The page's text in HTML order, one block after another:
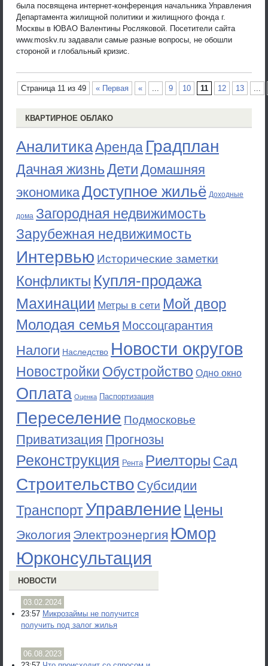
была посвящена интернет-конференция начальника Управления
Департамента жилищной политики и жилищного фонда г.
Москвы в ЮВАО Валентины Росляковой. Посетители сайта
www.moskv.ru задавали самые разные вопросы, не обошли
стороной и глобальный кризис.
Страница 11 из 49 « Первая « ... 9 10 11 12 13 ...
КВАРТИРНОЕ ОБЛАКО
АналитикаАренда Градплан
Дачная жизньДети Домашняя
экономикаДоступное жильё Доходные
дома Загородная недвижимость
Зарубежная недвижимость
Интервью Исторические заметки
Конфликты Купля-продажа
Махинации Метры в сети Мой двор
Молодая семья Моссоцгарантия
Налоги Наследство Новости округов
Новостройки Обустройство Одно окно
Оплата Оценка Паспортизация
Переселение Подмосковье
Приватизация Прогнозы
Реконструкция Рента Риелторы Сад
Строительство Субсидии
ТранспортУправление Цены
Экология Электроэнергия Юмор
Юрконсультация
НОВОСТИ
03.02.2024
23:57 Микрозаймы не получится
получить под залог жилья
06.08.2023